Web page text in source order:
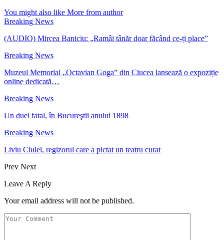
You might also like More from author
Breaking News
(AUDIO) Mircea Baniciu: „Ramâi tânăr doar făcând ce-ți place”
Breaking News
Muzeul Memorial „Octavian Goga” din Ciucea lansează o expoziție
online dedicată…
Breaking News
Un duel fatal, în Bucureştii anului 1898
Breaking News
Liviu Ciulei, regizorul care a pictat un teatru curat
Prev Next
Leave A Reply
Your email address will not be published.